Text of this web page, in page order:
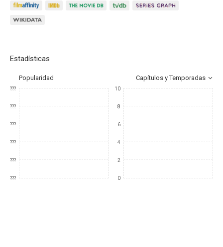
Estadísticas
Popularidad Capítulos y Temporadas
???
???
???
???
???
???
10
8
6
4
2
0